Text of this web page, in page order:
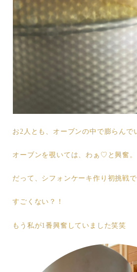
お2人とも、オーブンの中で膨らんで
オーブンを覗いては、わぁ♡と興奮。
だって、シフォンケーキ作り初挑戦で
すごくない？！
もう私が1番興奮していました笑笑